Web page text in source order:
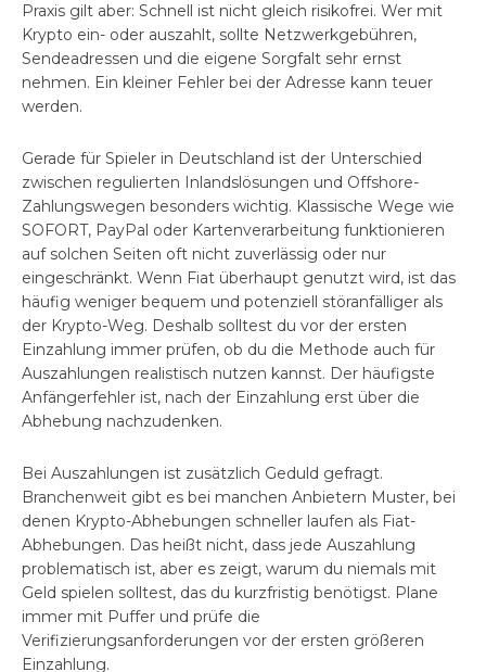
Praxis gilt aber: Schnell ist nicht gleich risikofrei. Wer mit
Krypto ein- oder auszahlt, sollte Netzwerkgebühren,
Sendeadressen und die eigene Sorgfalt sehr ernst
nehmen. Ein kleiner Fehler bei der Adresse kann teuer
werden.
Gerade für Spieler in Deutschland ist der Unterschied
zwischen regulierten Inlandslösungen und Offshore-
Zahlungswegen besonders wichtig. Klassische Wege wie
SOFORT, PayPal oder Kartenverarbeitung funktionieren
auf solchen Seiten oft nicht zuverlässig oder nur
eingeschränkt. Wenn Fiat überhaupt genutzt wird, ist das
häufig weniger bequem und potenziell störanfälliger als
der Krypto-Weg. Deshalb solltest du vor der ersten
Einzahlung immer prüfen, ob du die Methode auch für
Auszahlungen realistisch nutzen kannst. Der häufigste
Anfängerfehler ist, nach der Einzahlung erst über die
Abhebung nachzudenken.
Bei Auszahlungen ist zusätzlich Geduld gefragt.
Branchenweit gibt es bei manchen Anbietern Muster, bei
denen Krypto-Abhebungen schneller laufen als Fiat-
Abhebungen. Das heißt nicht, dass jede Auszahlung
problematisch ist, aber es zeigt, warum du niemals mit
Geld spielen solltest, das du kurzfristig benötigst. Plane
immer mit Puffer und prüfe die
Verifizierungsanforderungen vor der ersten größeren
Einzahlung.